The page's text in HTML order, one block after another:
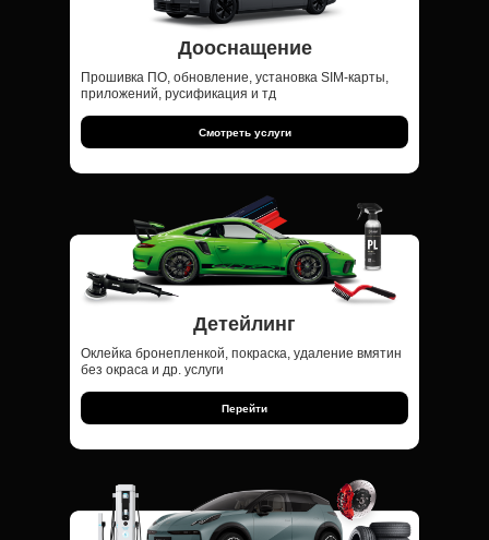
Дооснащение
Прошивка ПО, обновление, установка SIM-карты,
приложений, русификация и тд
Смотреть услуги
Детейлинг
Оклейка бронепленкой, покраска, удаление вмятин
без окраса и др. услуги
Перейти